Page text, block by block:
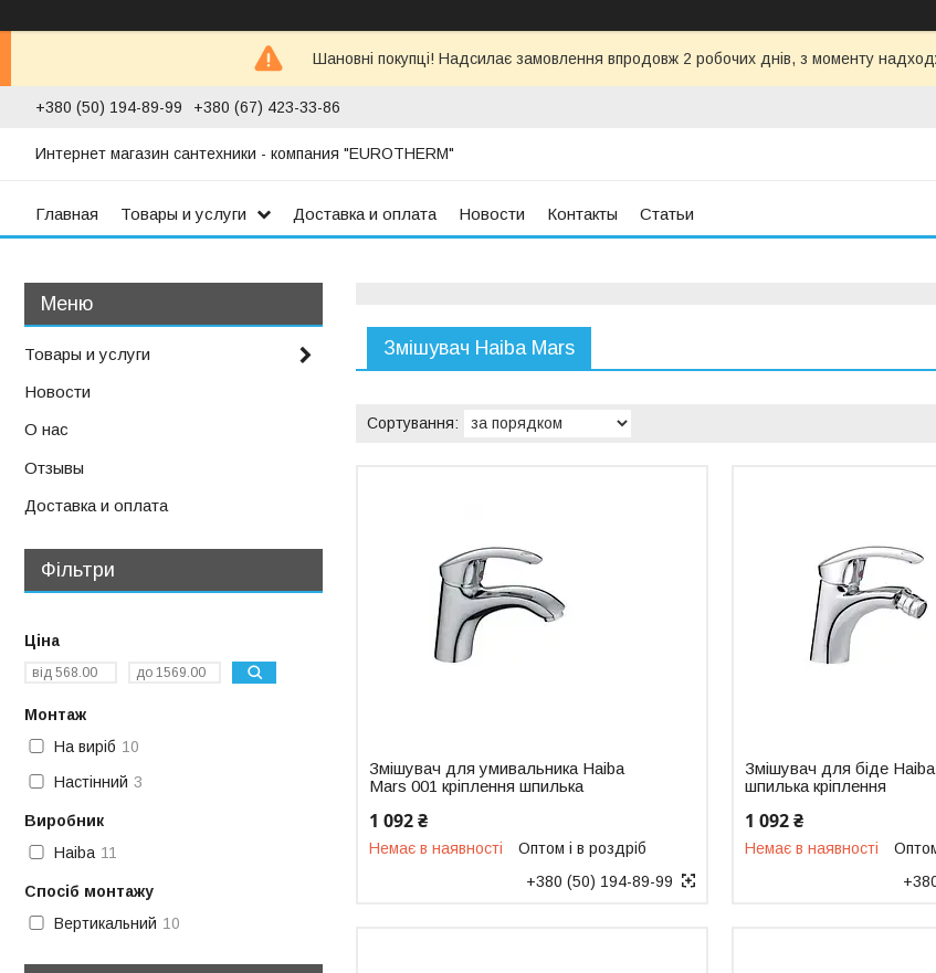
Шановні покупці! Надсилає замовлення впродовж 2 робочих днів, з моменту
+380 (50) 194-89-99 +380 (67) 423-33-86
Интернет магазин сантехники - компания "EUROTHERM"
Главная Товары и услуги Доставка и оплата Новости Контакты Статьи
Змішувач Haiba Mars
Змішувач для умивальника Haiba
Mars 001 кріплення шпилька
1 092 ₴
Немає в наявності
Оптом і в роздріб
+380 (50) 194-89-99
Змішувач для біде
шпилька кріплення
1 092 ₴
Немає в наявності
Товары и услуги
Новости
О нас
Отзывы
Доставка и оплата
Фільтри
Ціна
Монтаж
На виріб 10
Настінний 3
Виробник
Haiba 11
Спосіб монтажу
Вертикальний 10